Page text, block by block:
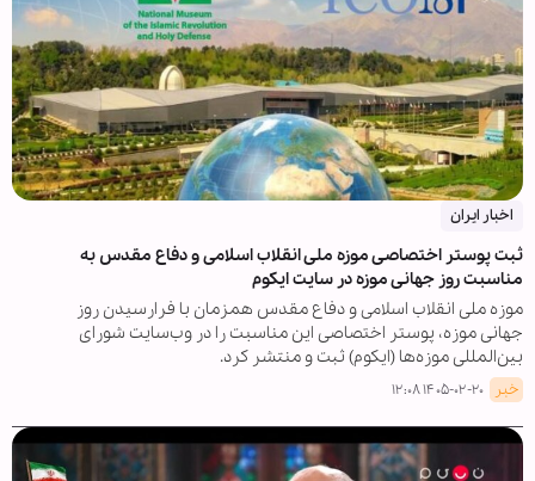
اخبار ایران
ثبت پوستر اختصاصی موزه ملی انقلاب اسلامی و دفاع مقدس به
مناسبت روز جهانی موزه در سایت ایکوم
موزه ملی انقلاب اسلامی و دفاع مقدس همزمان با فرارسیدن روز
جهانی موزه، پوستر اختصاصی این مناسبت را در وب‌سایت شورای
بین‌المللی موزه‌ها (ایکوم) ثبت و منتشر کرد.
خبر ۱۴۰۵-۰۲-۲۰ ۱۲:۰۸